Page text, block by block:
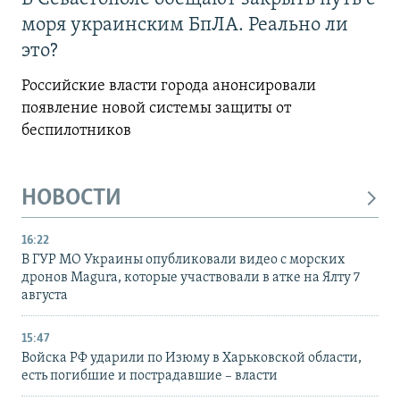
моря украинским БпЛА. Реально ли
это?
Российские власти города анонсировали
появление новой системы защиты от
беспилотников
НОВОСТИ
16:22
В ГУР МО Украины опубликовали видео с морских
дронов Magura, которые участвовали в атке на Ялту 7
августа
15:47
Войска РФ ударили по Изюму в Харьковской области,
есть погибшие и пострадавшие – власти